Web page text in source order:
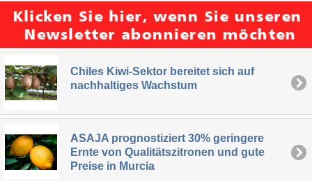
Chiles Kiwi-Sektor bereitet sich auf
nachhaltiges Wachstum
ASAJA prognostiziert 30% geringere
Ernte von Qualitätszitronen und gute
Preise in Murcia